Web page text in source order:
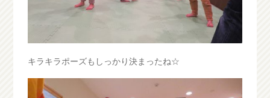
キラキラポーズもしっかり決まったね☆